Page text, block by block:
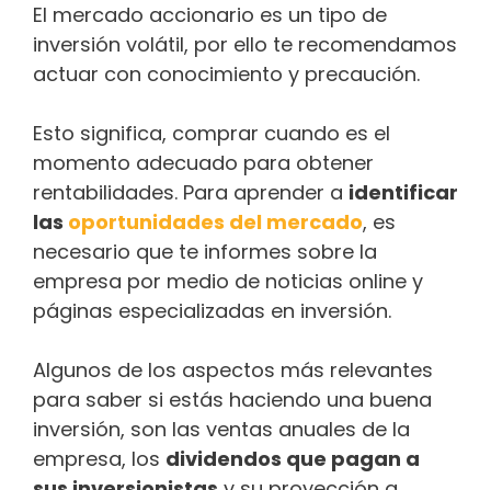
El mercado accionario es un tipo de
inversión volátil, por ello te recomendamos
actuar con conocimiento y precaución.
Esto significa, comprar cuando es el
momento adecuado para obtener
rentabilidades. Para aprender a identificar
las oportunidades del mercado, es
necesario que te informes sobre la
empresa por medio de noticias online y
páginas especializadas en inversión.
Algunos de los aspectos más relevantes
para saber si estás haciendo una buena
inversión, son las ventas anuales de la
empresa, los dividendos que pagan a